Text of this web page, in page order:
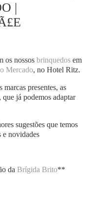
|
os nossos brinquedosem
Mercado, no Hotel Ritz.
marcas presentes, as
já podemos adaptar
sugestões que temos
e novidades
da Brígida Brito**